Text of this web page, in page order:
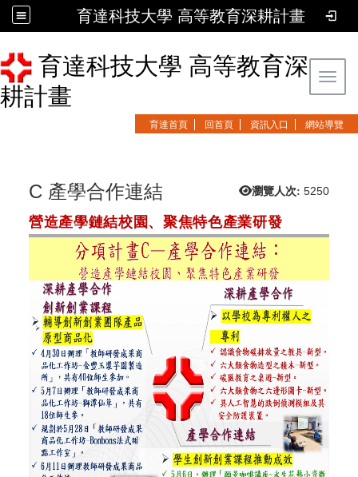
育達科技大學 高等教育深耕計畫
育達科技大學 高等教育深
耕計畫
育達首頁 回首頁 資訊入口 網站導覽
瀏覽人次: 5250
C 產學合作連結
營造產學鏈結校園、聚焦特色產業研發